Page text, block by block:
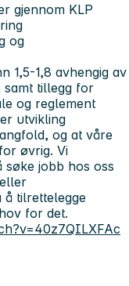
gjennom KLP
og
1,5-1,8 avhengig av
samt tillegg for
og reglement
utvikling
og at våre
øvrig. Vi
jobb hos oss
å tilrettelegge
for det.